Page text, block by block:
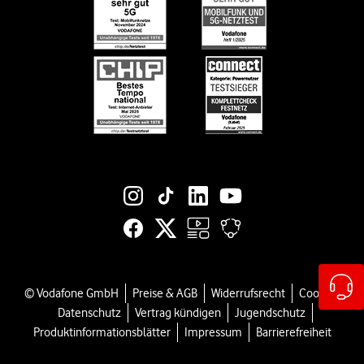
Black Week-Angebote
Informationen für Gerätehersteller
EU-Datenverordnung bei Vodafone
Jobs & Karriere
Vertriebspartner bei Vodafone
Vodafone Stiftung
© Vodafone GmbH Preise & AGB Widerrufsrecht
Cookies
Datenschutz
Vertrag kündigen
Jugendschutz
Produktinformationsblätter
Impressum Barrierefreiheit